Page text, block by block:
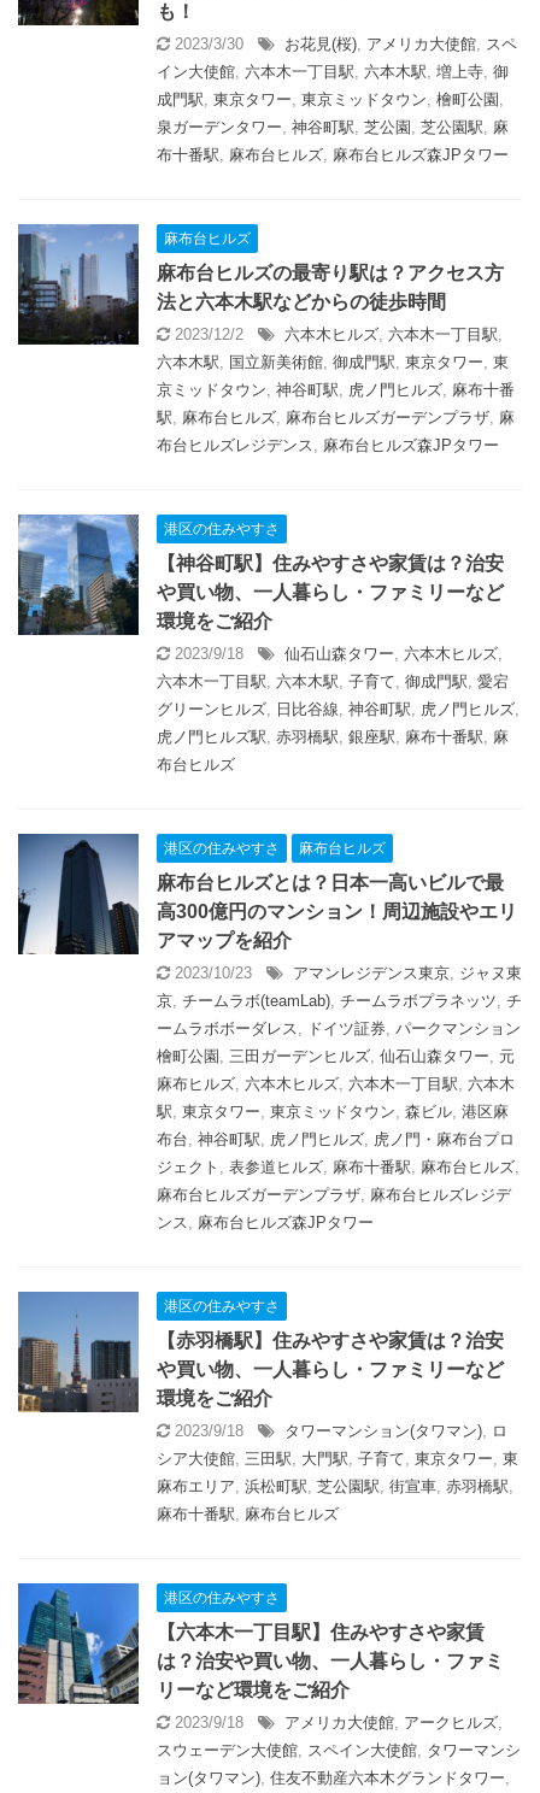
も！
2023/3/30 お花見(桜), アメリカ大使館, スペ
イン大使館, 六本木一丁目駅, 六本木駅, 増上寺, 御
成門駅, 東京タワー, 東京ミッドタウン, 檜町公園 ,
泉ガーデンタワー, 神谷町駅, 芝公園 , 芝公園駅, 麻
布十番駅, 麻布台ヒルズ, 麻布台ヒルズ森JPタワー
麻布台ヒルズ
麻布台ヒルズの最寄り駅は？アクセス方
法と六本木駅などからの徒歩時間
2023/12/2 六本木ヒルズ, 六本木一丁目駅,
六本木駅, 国立新美術館, 御成門駅, 東京タワー, 東
京ミッドタウン, 神谷町駅, 虎ノ門ヒルズ, 麻布十番
駅, 麻布台ヒルズ, 麻布台ヒルズガーデンプラザ, 麻
布台ヒルズレジデンス, 麻布台ヒルズ森JPタワー
港区の住みやすさ
【神谷町駅】住みやすさや家賃は？治安
や買い物、一人暮らし・ファミリーなど
環境をご紹介
2023/9/18 仙石山森タワー, 六本木ヒルズ,
六本木一丁目駅, 六本木駅, 子育て, 御成門駅, 愛宕
グリーンヒルズ, 日比谷線, 神谷町駅, 虎ノ門ヒルズ,
虎ノ門ヒルズ駅, 赤羽橋駅, 銀座駅, 麻布十番駅, 麻
布台ヒルズ
港区の住みやすさ 麻布台ヒルズ
麻布台ヒルズとは？日本一高いビルで最
高300億円のマンション！周辺施設やエリ
アマップを紹介
2023/10/23 アマンレジデンス東京, ジャヌ東
京, チームラボ(teamLab), チームラボプラネッツ, チ
ームラボボーダレス, ドイツ証券, パークマンション
檜町公園 , 三田ガーデンヒルズ, 仙石山森タワー, 元
麻布ヒルズ, 六本木ヒルズ, 六本木一丁目駅, 六本木
駅, 東京タワー, 東京ミッドタウン, 森ビル, 港区麻
布台, 神谷町駅, 虎ノ門ヒルズ, 虎ノ門・麻布台プロ
ジェクト , 表参道ヒルズ, 麻布十番駅, 麻布台ヒルズ,
麻布台ヒルズガーデンプラザ, 麻布台ヒルズレジデ
ンス, 麻布台ヒルズ森JPタワー
港区の住みやすさ
【赤羽橋駅】住みやすさや家賃は？治安
や買い物、一人暮らし・ファミリーなど
環境をご紹介
2023/9/18 タワーマンション(タワマン), ロ
シア大使館, 三田駅, 大門駅, 子育て, 東京タワー, 東
麻布エリア, 浜松町駅, 芝公園駅, 街宣車, 赤羽橋駅,
麻布十番駅, 麻布台ヒルズ
港区の住みやすさ
【六本木一丁目駅】住みやすさや家賃
は？治安や買い物、一人暮らし・ファミ
リーなど環境をご紹介
2023/9/18 アメリカ大使館, アークヒルズ,
スウェーデン大使館, スペイン大使館, タワーマンシ
ョン(タワマン), 住友不動産六本木グランドタワー,